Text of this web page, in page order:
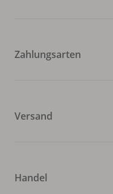
Zahlungsarten
Versand
Handel